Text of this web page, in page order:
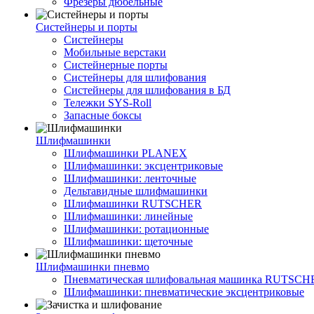
Систейнеры и порты
Систейнеры
Мобильные верстаки
Систейнерные порты
Систейнеры для шлифования
Систейнеры для шлифования в БД
Тележки SYS-Roll
Запасные боксы
Шлифмашинки
Шлифмашинки PLANEX
Шлифмашинки: эксцентриковые
Шлифмашинки: ленточные
Дельтавидные шлифмашинки
Шлифмашинки RUTSCHER
Шлифмашинки: линейные
Шлифмашинки: ротационные
Шлифмашинки: щеточные
Шлифмашинки пневмо
Пневматическая шлифовальная машинка
Шлифмашинки: пневматические эксцентриковые